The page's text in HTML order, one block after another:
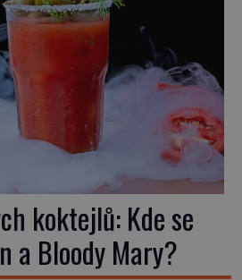
koktejlů: Kde se
a Bloody Mary?